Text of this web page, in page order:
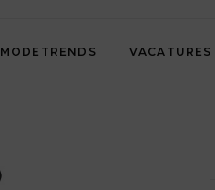
MODETRENDS VACATURES